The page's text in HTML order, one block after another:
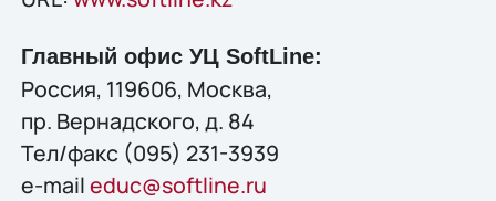
Главный офис УЦ SoftLine:
Россия, 119606, Москва,
пр. Вернадского, д. 84
Тел/факс (095) 231-3939
e-maileduc@softline.ru